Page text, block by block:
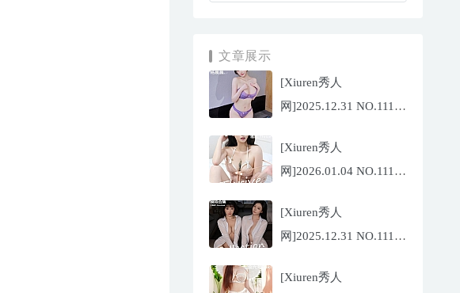
文章展示
[Xiuren秀人
网]2025.12.31 NO.11187
[Xiuren秀人
网]2026.01.04 NO.11189
_Thrive[71P/640.85MB]
[Xiuren秀人
网]2025.12.31 NO.11188
[Xiuren秀人